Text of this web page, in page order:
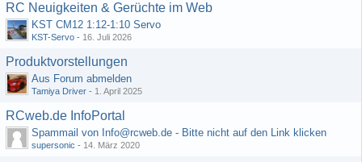
RC Neuigkeiten & Gerüchte im Web
KST CM12 1:12-1:10 Servo
KST-Servo - 16. Juli 2026
Produktvorstellungen
Aus Forum abmelden
Tamiya Driver - 1. April 2025
RCweb.de InfoPortal
Spammail von Info@rcweb.de - Bitte nicht auf den Link klicken
supersonic - 14. März 2020